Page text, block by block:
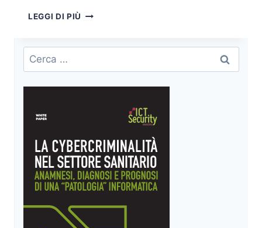
LEGGI DI PIÙ INTELLIGENZA
GOVERNANCE,
DOCUMENTO
DI
Ricerca
per: